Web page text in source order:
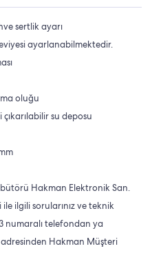
sertlik ayarı
ayarlanabilmektedir.
oluğu
su deposu
Hakman Elektronik San.
ilgili sorularınız ve teknik
numaralı telefondan ya
Hakman Müşteri